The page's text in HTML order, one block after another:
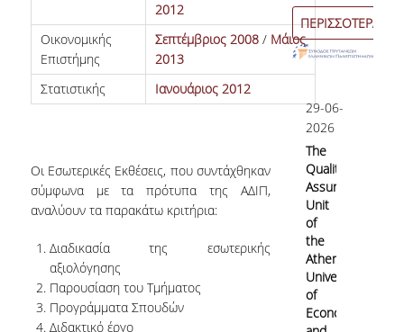
International Presence
Rankings
Contact
2012
Οικονομικής
Επιστήμης
Σεπτέμβριος 2008/ Μάιος
2013
Στατιστικής
Ιανουάριος 2012
Οι Εσωτερικές Εκθέσεις, που συντάχθηκαν
σύμφωνα με τα πρότυπα της ΑΔΙΠ,
αναλύουν τα παρακάτω κριτήρια:
Διαδικασία της εσωτερικής
αξιολόγησης
Παρουσίαση του Τμήματος
Προγράμματα Σπουδών
Διδακτικό έργο
ΠΕΡΙΣΣΟΤΕΡΑ
29-06-
2026
The
Quality
Assurance
Unit
of
the
Athens
University
of
Economics